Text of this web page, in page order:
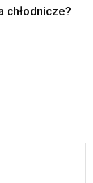
chłodnicze?